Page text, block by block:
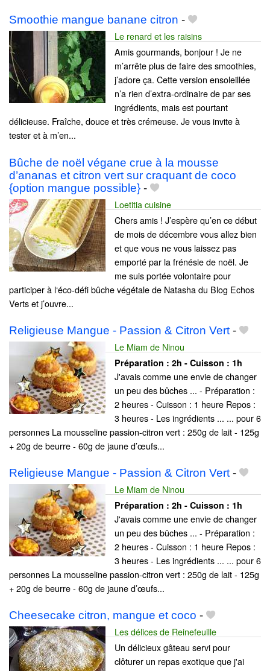
Smoothie mangue banane citron -
Le renard et les raisins
Amis gourmands, bonjour ! Je ne
m’arrête plus de faire des smoothies,
j’adore ça. Cette version ensoleillée
n’a rien d’extra-ordinaire de par ses
ingrédients, mais est pourtant
délicieuse. Fraîche, douce et très crémeuse. Je vous invite à
tester et à m’en...
Bûche de noël végane crue à la mousse
d’ananas et citron vert sur craquant de coco
{option mangue possible} -
Loetitia cuisine
Chers amis ! J’espère qu’en ce début
de mois de décembre vous allez bien
et que vous ne vous laissez pas
emporté par la frénésie de noël. Je
me suis portée volontaire pour
participer à l‘éco-défi bûche végétale de Natasha du Blog Echos
Verts et j’ouvre...
Religieuse Mangue - Passion & Citron Vert -
Le Miam de Ninou
Préparation : 2h - Cuisson : 1h
J'avais comme une envie de changer
un peu des bûches ... - Préparation :
2 heures - Cuisson : 1 heure Repos :
3 heures - Les ingrédients ... ... pour 6
personnes La mousseline passion-citron vert : 250g de lait - 125g
+ 20g de beurre - 60g de jaune d’œufs...
Religieuse Mangue - Passion & Citron Vert -
Le Miam de Ninou
Préparation : 2h - Cuisson : 1h
J'avais comme une envie de changer
un peu des bûches ... - Préparation :
2 heures - Cuisson : 1 heure Repos :
3 heures - Les ingrédients ... ... pour 6
personnes La mousseline passion-citron vert : 250g de lait - 125g
+ 20g de beurre - 60g de jaune d’œufs...
Cheesecake citron, mangue et coco -
Les délices de Reinefeuille
Un délicieux gâteau servi pour
clôturer un repas exotique que j'ai